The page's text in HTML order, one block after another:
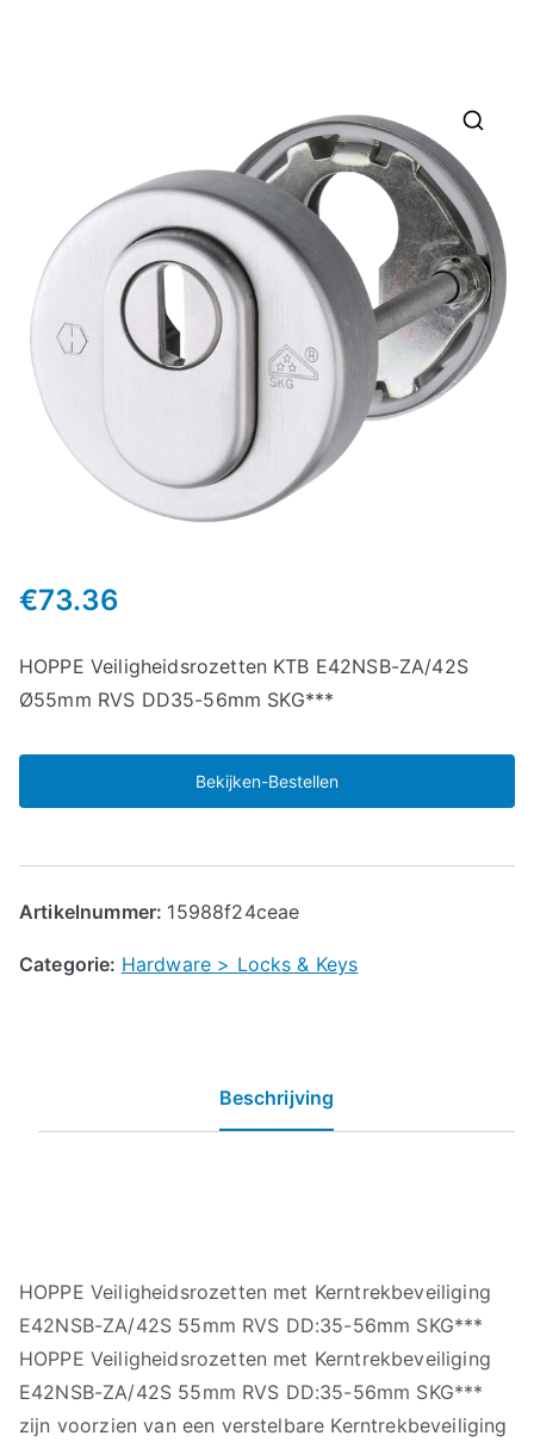
🔍
€73.36
HOPPE Veiligheidsrozetten KTB E42NSB-ZA/42S
Ø55mm RVS DD35-56mm SKG***
Bekijken-Bestellen
Artikelnummer: 15988f24ceae
Categorie: Hardware > Locks & Keys
Beschrijving
HOPPE Veiligheidsrozetten met Kerntrekbeveiliging
E42NSB-ZA/42S 55mm RVS DD:35-56mm SKG***
HOPPE Veiligheidsrozetten met Kerntrekbeveiliging
E42NSB-ZA/42S 55mm RVS DD:35-56mm SKG***
zijn voorzien van een verstelbare Kerntrekbeveiliging